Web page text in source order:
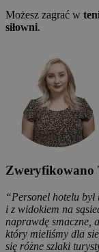
Możesz zagrać w
siłowni.
Zweryfikowano
“Personel hotelu był
i z widokiem na
naprawdę smaczne,
który mieliśmy dla
się różne szlaki